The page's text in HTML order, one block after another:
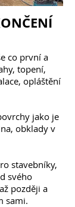
co první a
topení,
opláštění
jako je
obklady v
stavebníky,
svého
později a
sami.